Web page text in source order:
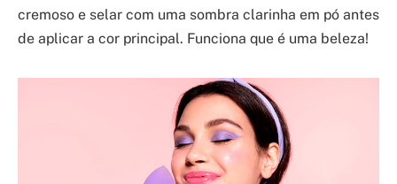
cremoso e selar com uma sombra clarinha em pó antes
de aplicar a cor principal. Funciona que é uma beleza!